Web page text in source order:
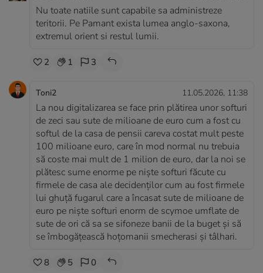
Nu toate natiile sunt capabile sa administreze
teritorii. Pe Pamant exista lumea anglo-saxona,
extremul orient si restul lumii.
2 1 3
Toni2 11.05.2026, 11:38
La nou digitalizarea se face prin plătirea unor softuri
de zeci sau sute de milioane de euro cum a fost cu
softul de la casa de pensii careva costat mult peste
100 milioane euro, care în mod normal nu trebuia
să coste mai mult de 1 milion de euro, dar la noi se
plătesc sume enorme pe niște softuri făcute cu
firmele de casa ale decidenților cum au fost firmele
lui ghuță fugarul care a încasat sute de milioane de
euro pe niște softuri enorm de scymoe umflate de
sute de ori că sa se sifoneze banii de la buget și să
se îmbogățească hoțomanii smecherasi și tâlhari.
8 5 0